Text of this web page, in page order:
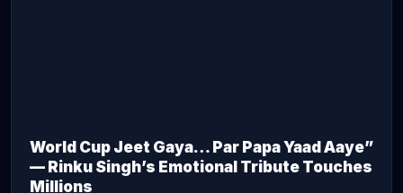
World Cup Jeet Gaya… Par Papa Yaad Aaye”
— Rinku Singh’s Emotional Tribute Touches
Millions